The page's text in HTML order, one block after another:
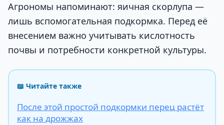
Агрономы напоминают: яичная скорлупа —
лишь вспомогательная подкормка. Перед её
внесением важно учитывать кислотность
почвы и потребности конкретной культуры.
📖 Читайте также
После этой простой подкормки перец растёт
как на дрожжах